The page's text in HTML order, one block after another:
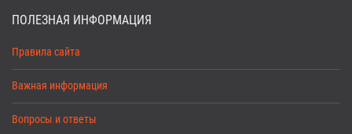
ПОЛЕЗНАЯ ИНФОРМАЦИЯ
Правила сайта
Важная информация
Вопросы и ответы